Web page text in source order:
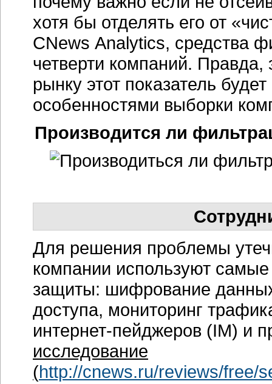
хотя бы отделять его от
CNews Analytics, средства
четверти компаний.
рынку этот показатель
особенностями выборки
Производится ли
Для решения проблемы
компании используют
защиты: шифрование
доступа, мониторинг
интернет-пейджеров (IM) и
исследование
(http://cnews.ru/reviews/free/